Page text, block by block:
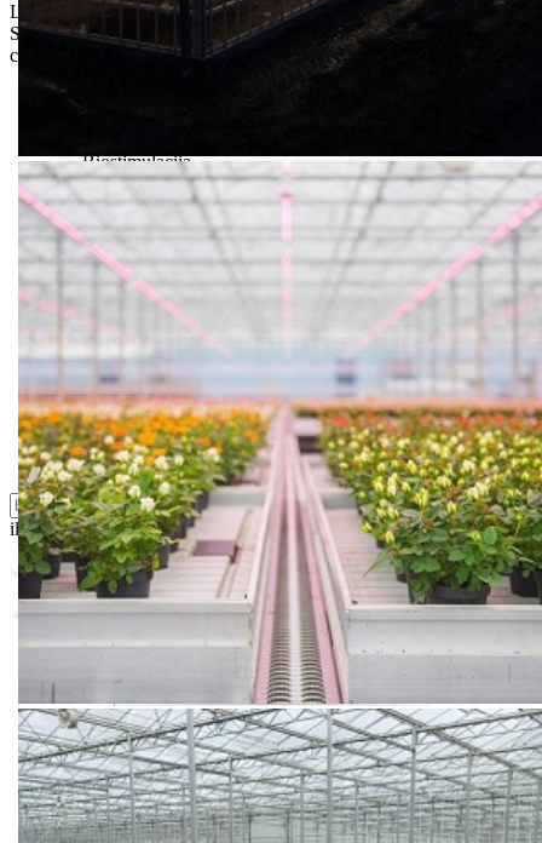
Limit za porudžbinu je 500.00 dinaraza isporuku na teritoriji
Srbije. Za inostranstvo, molimo da nas kontaktirate za informacije o
ceni i mogućnostima isporuke.
Biostimulacija
Dezinfekcija
Feromoni i klopke
Folije i agrotekstili
Oprema i instrumenti
Semena povrća
Sredstva za ishranu biljaka
Sredstva za zaštitu biljaka
Supstrati
Zaštita ... u 10 litara
ili probajte naprednu:pretragu